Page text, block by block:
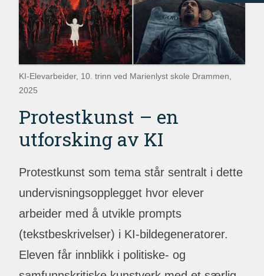
KI-Elevarbeider, 10. trinn ved Marienlyst skole Drammen,
2025
Protestkunst – en
utforsking av KI
Protestkunst som tema står sentralt i dette
undervisningsopplegget hvor elever
arbeider med å utvikle prompts
(tekstbeskrivelser) i KI-bildegeneratorer.
Eleven får innblikk i politiske- og